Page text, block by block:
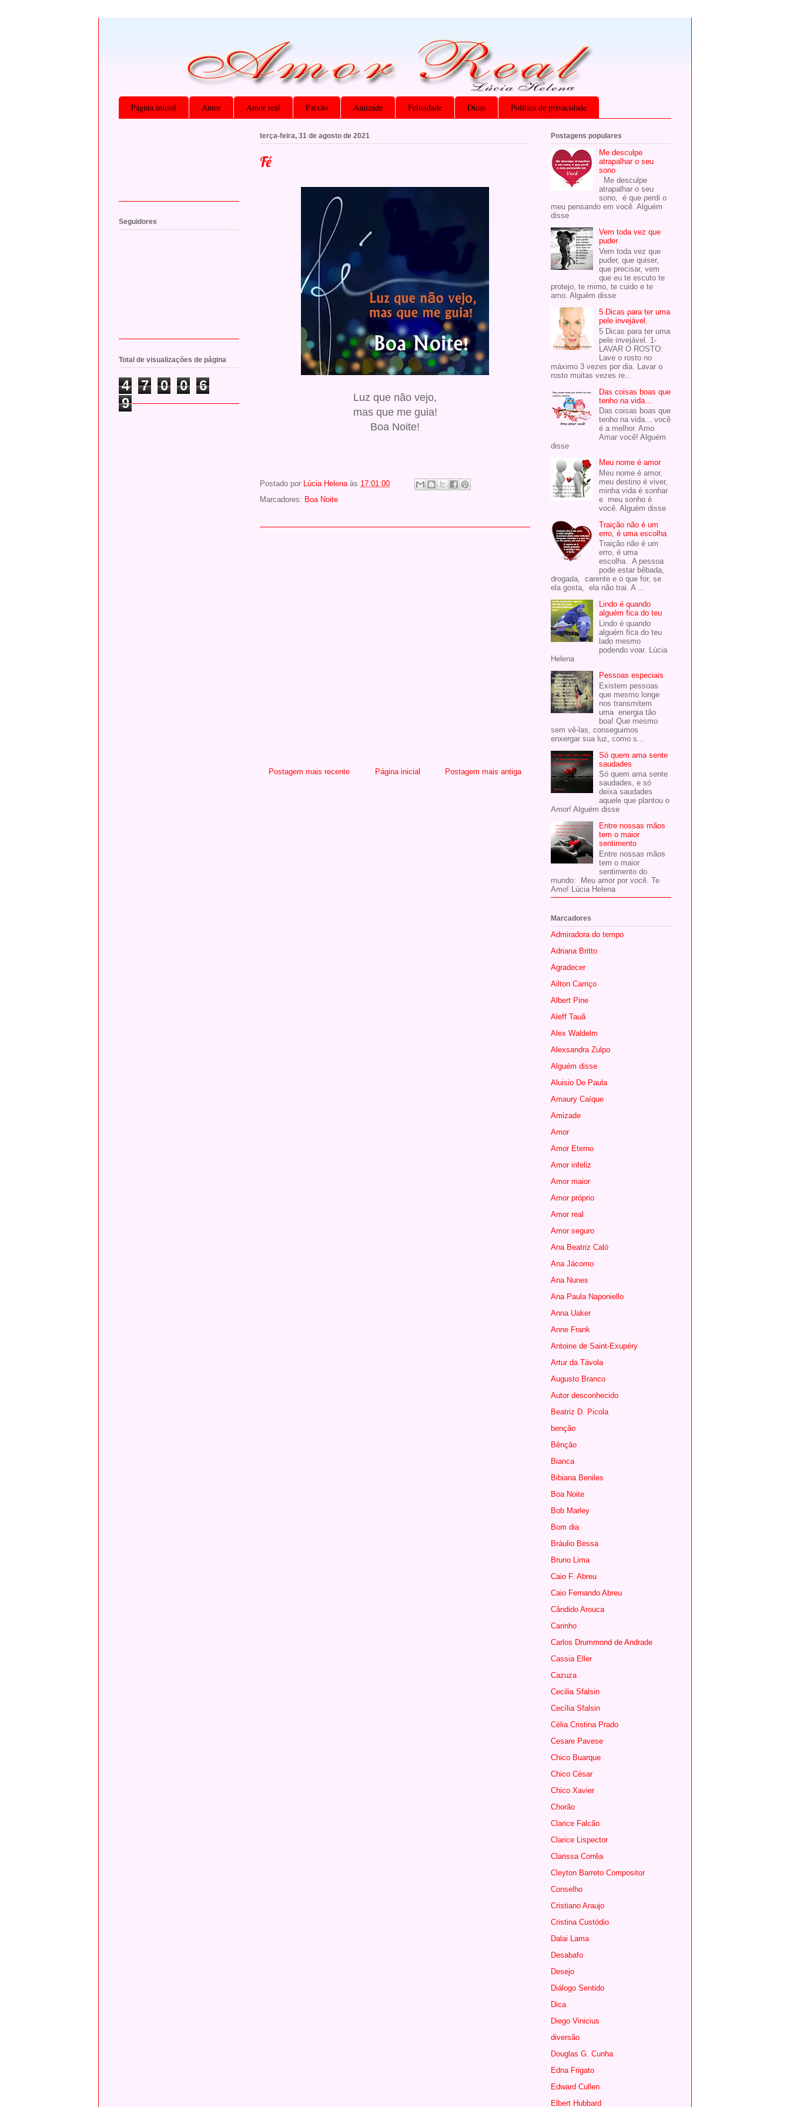
Página inicial Amor Amor real Paixão Amizade Felicidade Dicas Política de privacidade
terça-feira, 31 de agosto de 2021
Fé
Luz que não vejo,
mas que me guia!
Boa Noite!
Postado por Lúcia Helena às 17:01:00
Marcadores: Boa Noite
Postagem mais recente Postagem mais antiga
Página inicial
Seguidores
Total de visualizações de página
4 7 0 0
6
9
Postagens populares
Me desculpe
atrapalhar o seu
sono
Me desculpe
atrapalhar o seu
sono, é que perdi o
meu pensando em você. Alguém
disse
Vem toda vez que
puder
Vem toda vez que
puder, que quiser,
que precisar, vem
que eu te escuto te
protejo, te mimo, te cuido e te
amo. Alguém disse
5 Dicas para ter uma
pele invejável.
5 Dicas para ter uma
pele invejável. 1-
LAVAR O ROSTO:
Lave o rosto no
máximo 3 vezes por dia. Lavar o
rosto muitas vezes re...
Das coisas boas que
tenho na vida...
Das coisas boas que
tenho na vida... você
é a melhor. Amo
Amar você! Alguém
disse
Meu nome é amor
Meu nome é amor,
meu destino é viver,
minha vida é sonhar
e meu sonho é
você. Alguém disse
Traição não é um
erro, é uma escolha
Traição não é um
erro, é uma
escolha. A pessoa
pode estar bêbada,
drogada, carente e o que for, se
ela gosta, ela não trai. A ...
Lindo é quando
alguém fica do teu
Lindo é quando
alguém fica do teu
lado mesmo
podendo voar. Lúcia
Helena
Pessoas especiais
Existem pessoas
que mesmo longe
nos transmitem
uma energia tão
boa! Que mesmo
sem vê-las, conseguimos
enxergar sua luz, como s...
Só quem ama sente
saudades
Só quem ama sente
saudades, e só
deixa saudades
aquele que plantou o
Amor! Alguém disse
Entre nossas mãos
tem o maior
sentimento
Entre nossas mãos
tem o maior
sentimento do
mundo: Meu amor por você. Te
Amo! Lúcia Helena
Marcadores
Admiradora do tempo
Adriana Britto
Agradecer
Ailton Carriço
Albert Pine
Aleff Tauã
Alex Waldelm
Alexsandra Zulpo
Alguém disse
Aluisio De Paula
Amaury Caíque
Amizade
Amor
Amor Eterno
Amor infeliz
Amor maior
Amor próprio
Amor real
Amor seguro
Ana Beatriz Caló
Ana Jácomo
Ana Nunes
Ana Paula Naponiello
Anna Uaker
Anne Frank
Antoine de Saint-Exupéry
Artur da Távola
Augusto Branco
Autor desconhecido
Beatriz D. Picola
benção
Bênção
Bianca
Bibiana Beniles
Boa Noite
Bob Marley
Bom dia
Bráulio Bessa
Bruno Lima
Caio F. Abreu
Caio Fernando Abreu
Cândido Arouca
Carinho
Carlos Drummond de Andrade
Cassia Eller
Cazuza
Cecilia Sfalsin
Cecília Sfalsin
Célia Cristina Prado
Cesare Pavese
Chico Buarque
Chico César
Chico Xavier
Chorão
Clarice Falcão
Clarice Lispector
Clarissa Corrêa
Cleyton Barreto Compositor
Conselho
Cristiano Araujo
Cristina Custódio
Dalai Lama
Desabafo
Desejo
Diálogo Sentido
Dica
Diego Vinicius
diversão
Douglas G. Cunha
Edna Frigato
Edward Cullen
Elbert Hubbard